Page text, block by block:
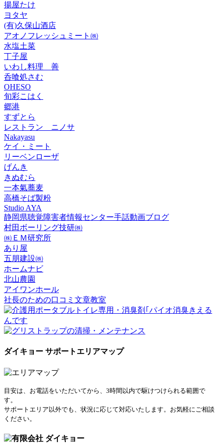
揚屋たけ
ヨタヤ
(有)久保山酒店
アオノフレッシュミート㈱
水塩土菜
丁子屋
いわし料理 善
呑喰処さむ
OHESO
旬彩こはく
郷港
すずとら
レストラン ニノサ
Nakayasu
ケイ・ミート
リーベンローザ
げんき
きぬむら
一本氣蕎麦
高橋そば製粉
Studio AYA
静岡県聴覚障害者情報センター手話動画ブログ
村田ボーリング技研㈱
㈱ＥＭ研究所
あり屋
五朋建設㈱
ホームナビ
北山農園
アイワンホール
社長のための口コミ文章教室
ダイキョー サポートエリアマップ
目安は、お電話をいただいてから、3時間以内で駆けつけられる範囲で
す。
サポートエリア以外でも、状況に応じて対応いたします。お気軽にご相談
ください。